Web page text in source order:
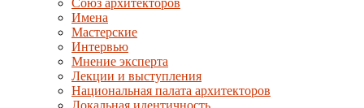
Союз архитекторов
Имена
Мастерские
Интервью
Мнение эксперта
Лекции и выступления
Национальная палата архитекторов
Локальная идентичность